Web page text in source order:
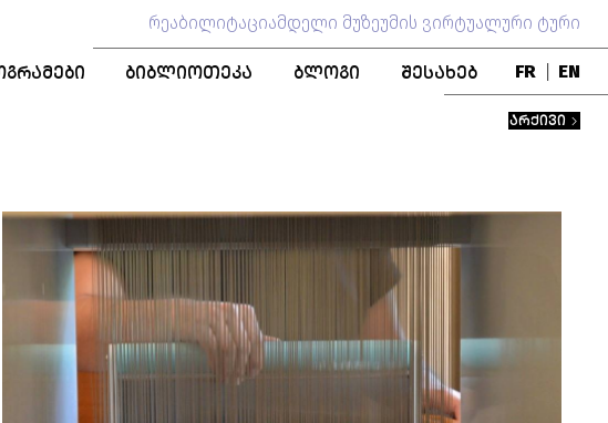
რეაბილიტაციამდელი მუზეუმის ვირტუალური ტური
ᲑᲘᲑᲚᲘᲝᲗᲔᲙᲐ ᲑᲚᲝᲒᲘ ᲨᲔᲡᲐᲮᲔᲑ
ᲛᲣᲖᲔᲣᲛᲘᲡ ᲘᲡᲢᲝᲠᲘᲐ
ᲗᲐᲜᲐᲛᲨᲠᲝᲛᲚᲝᲑᲐ
FR EN
ᲐᲠᲥᲘᲕᲘ